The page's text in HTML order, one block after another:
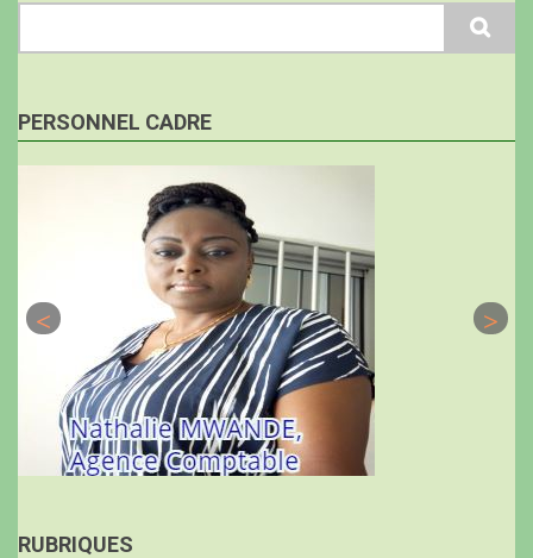
PERSONNEL CADRE
RUBRIQUES